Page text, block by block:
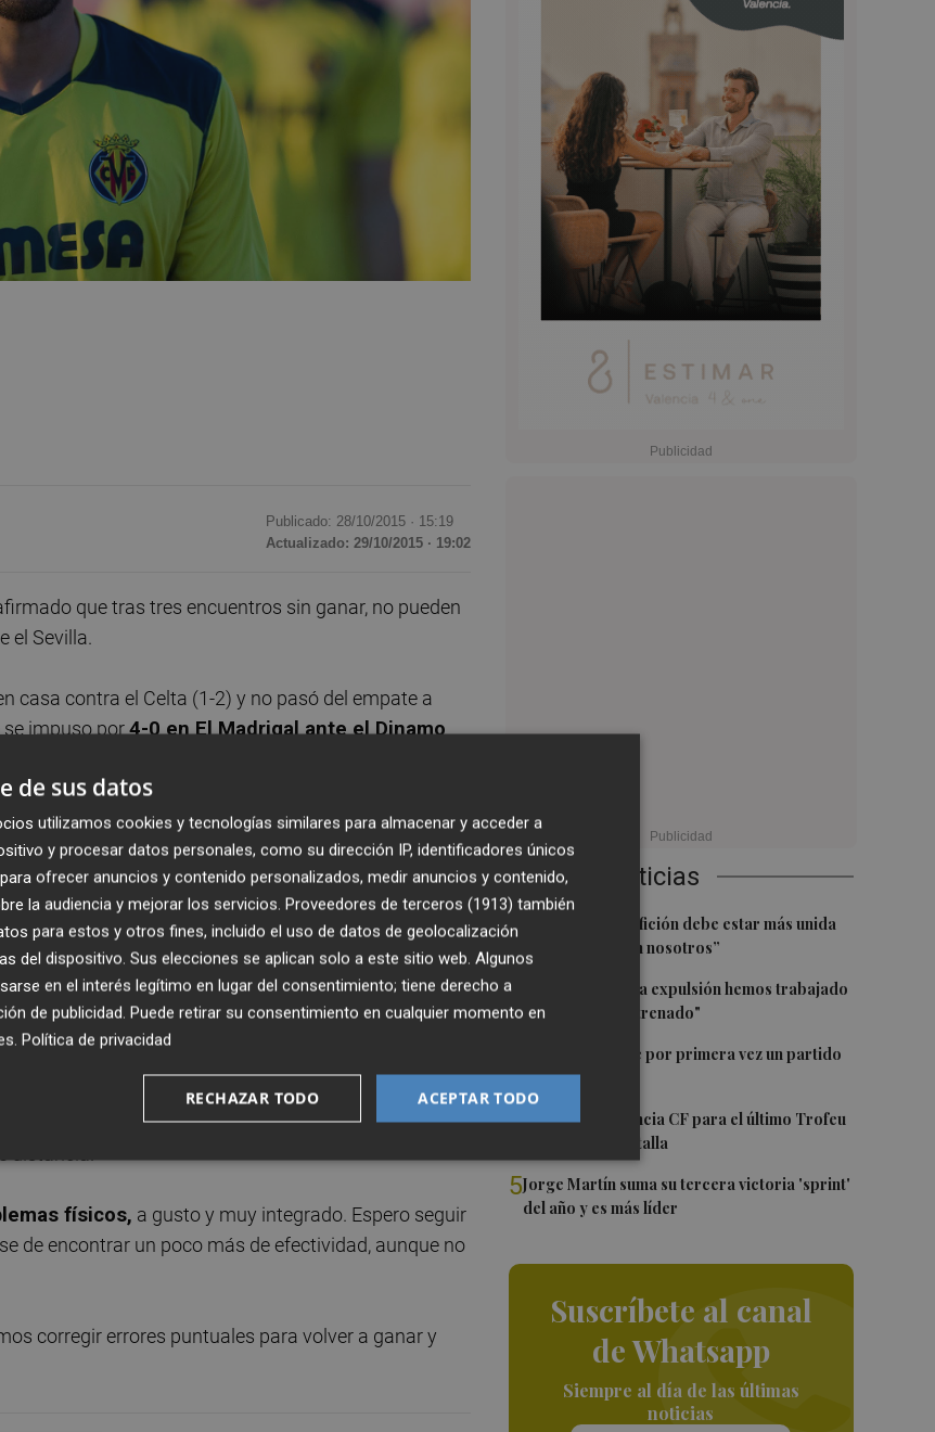
Últimas Noticias
1
Diakhaby: “La afición debe estar más unida
con el club y con nosotros”
2
Pepelu: "Hasta la expulsión hemos trabajado
como hemos entrenado"
Kiat Lim preside por primera vez un partido
en Mestalla
4El once del Valencia CF para el último Trofeu
Taronja de Mestalla
5Jorge Martín suma su tercera victoria 'sprint'
del año y es más líder
Suscríbete al canal
de Whatsapp
Siempre al día de las últimas
noticias
Publicado: 28/10/2015 · 15:19
Actualizado: 29/10/2015 · 19:02
que tras tres encuentros sin ganar, no pueden
el Sevilla.
casa contra el Celta (1-2) y no pasó del empate a
se impuso por4-0 en El Madrigal ante el Dinamo
de ataque es donde han tenido más problemas con
a este compromiso.
cuanto antes a pesar de que el rival va a ser muy
más pronto posible", añadió.
que han tenido siempre, aunque admitió que tras
más motivados.
pensamos en conseguir la victoria", dijo Ruiz, quien
en las aspiraciones para volver a competir en
físicos, a gusto y muy integrado. Espero seguir
de encontrar un poco más de efectividad, aunque no
corregir errores puntuales para volver a ganar y
de sus datos
utilizamos cookies y tecnologías similares para almacenar y acceder a
y procesar datos personales, como su dirección IP, identificadores únicos
ofrecer anuncios y contenido personalizados, medir anuncios y contenido,
la audiencia y mejorar los servicios. Proveedores de terceros (1913) también
para estos y otros fines, incluido el uso de datos de geolocalización
del dispositivo. Sus elecciones se aplican solo a este sitio web. Algunos
en el interés legítimo en lugar del consentimiento; tiene derecho a
de publicidad. Puede retirar su consentimiento en cualquier momento en
. Política de privacidad
ACEPTAR TODO
RECHAZAR TODO